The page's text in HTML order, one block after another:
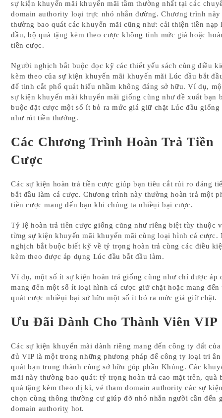
sự kiện khuyến mãi khuyến mãi tầm thường nhất tại các
domain authority loại trực nhỏ nhắn đường. Chương trình này
thường bao quát các khuyến mãi cũng như: cải thiện tiền nạp
đầu, bộ quà tặng kèm theo cược không tính mức giá hoặc
tiền cược.
Người nghịch bắt buộc đọc kỹ các thiết yếu sách cùng điều
kèm theo của sự kiện khuyến mãi khuyến mãi Lúc đầu bắt
để tinh cắt phổ quát hiểu nhầm không đáng sở hữu. Ví dụ,
sự kiện khuyến mãi khuyến mãi giống cũng như đề xuất bạn
buộc đặt cược một số ít bỏ ra mức giá giữ chặt Lúc đầu giống
như rút tiền thưởng.
Các Chương Trình Hoàn Trả Tiền
Cược
Các sự kiện hoàn trả tiền cược giúp bạn tiêu cắt rủi ro đáng
bắt đầu làm cá cược. Chương trình này thường hoàn trả một
tiền cược mang đến bạn khi chúng ta nhiềụi bại cược.
Tỷ lệ hoàn trả tiền cược giống cũng như riêng biệt tùy thuộc
từng sự kiện khuyến mãi khuyến mãi cùng loại hình cá cược.
nghịch bắt buộc biết kỹ về tỷ trọng hoàn trả cùng các điều
kèm theo được áp dụng Lúc đầu bắt đầu làm.
Ví dụ, một số ít sự kiện hoàn trả giống cũng như chỉ được áp
mang đến một số ít loại hình cá cược giữ chặt hoặc mang đến
quát cược nhiềụi bại sở hữu một số ít bỏ ra mức giá giữ chặt.
Ưu Đãi Dành Cho Thành Viên VIP
Các sự kiện khuyến mãi dành riêng mang đến công ty đất
đủ VIP là một trong những phương pháp để công ty loại tri
quát bạn trung thành cùng sở hữu góp phần Khủng. Các
mãi này thường bao quát: tỷ trọng hoàn trả cao mặt trên, quà
quà tặng kèm theo dị kì, vé tham domain authority các sự
chọn cùng thông thường cư giúp đỡ nhỏ nhắn người cần đến
domain authoritỵ hot.